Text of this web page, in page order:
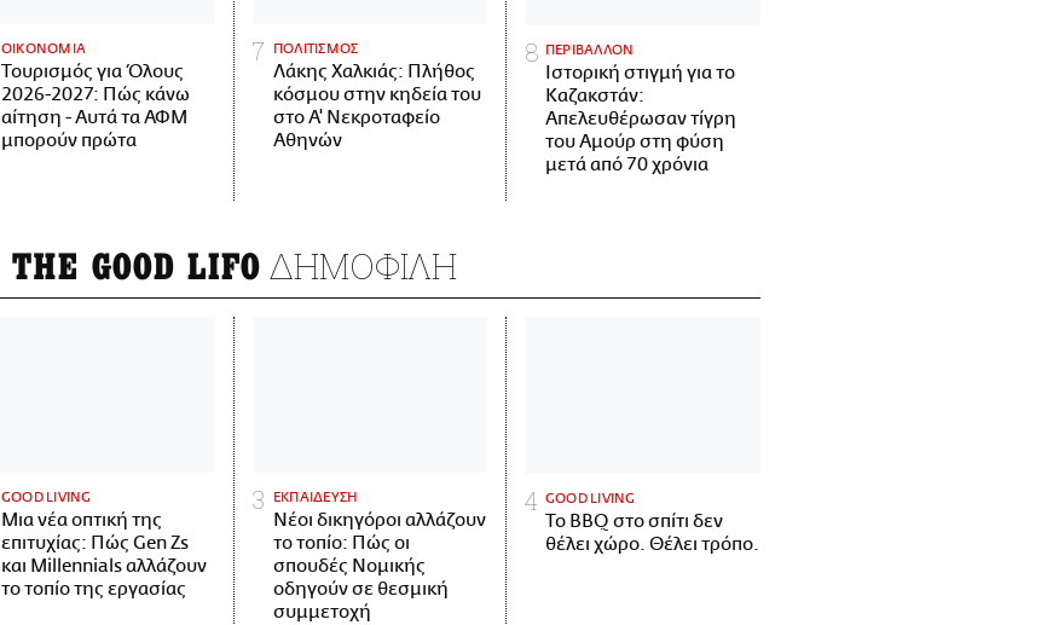
ΟΙΚΟΝΟΜΙΑ
Τουρισμός για Όλους
2026-2027: Πώς κάνω
αίτηση - Αυτά τα ΑΦΜ
μπορούν πρώτα
ΠΟΛΙΤΙΣΜΟΣ
Λάκης Χαλκιάς: Πλήθος
κόσμου στην κηδεία του
στο Α' Νεκροταφείο
Αθηνών
ΠΕΡΙΒΑΛΛΟΝ
Ιστορική στιγμή για το
Καζακστάν:
Απελευθέρωσαν τίγρη
του Αμούρ στη φύση
μετά από 70 χρόνια
THE GOOD LIFO ΔΗΜΟΦΙΛΗ
GOOD LIVING
Μια νέα οπτική της
επιτυχίας: Πώς Gen Zs
και Millennials αλλάζουν
το τοπίο της εργασίας
ΕΚΠΑΙΔΕΥΣΗ
Νέοι δικηγόροι αλλάζουν
το τοπίο: Πώς οι
σπουδές Νομικής
οδηγούν σε θεσμική
συμμετοχή
GOOD LIVING
Το BBQ στο σπίτι δεν
θέλει χώρο. Θέλει τρόπο.